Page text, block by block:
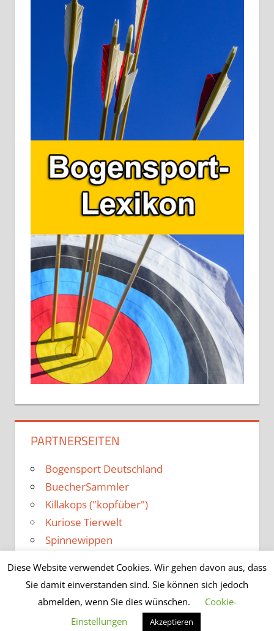
PARTNERSEITEN
Bogensport Deutschland
BuecherSammler
Killakops ("kopfüber")
Kuriose Tierwelt
Spinnewippen
WordPress-Theme: Tortuga von ThemeZee.
Diese Website verwendet Cookies. Wir gehen davon aus, dass
Sie damit einverstanden sind. Sie können sich jedoch
abmelden, wenn Sie dies wünschen.
Cookie-
Einstellungen
Akzeptieren